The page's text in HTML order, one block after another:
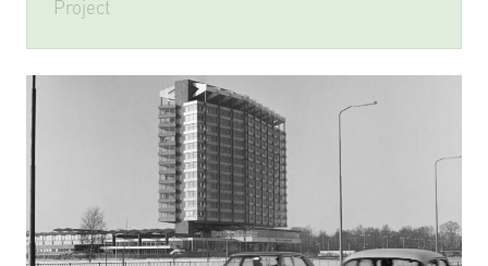
Project